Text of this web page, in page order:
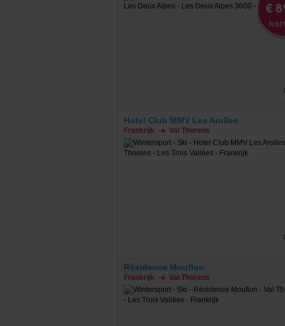
€
Hotel Club MMV Les Arolles
Frankrijk Val Thorens
Résidence Mouflon
Frankrijk Val Thorens